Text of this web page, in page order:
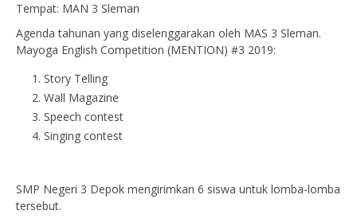
Tempat: MAN 3 Sleman
Agenda tahunan yang diselenggarakan oleh MAS 3 Sleman.
Mayoga English Competition (MENTION) #3 2019:
Story Telling
Wall Magazine
Speech contest
Singing contest
SMP Negeri 3 Depok mengirimkan 6 siswa untuk lomba-lomba
tersebut.